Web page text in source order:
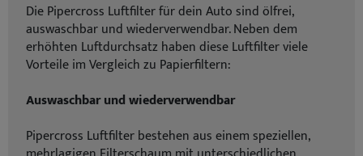
Die Pipercross Luftfilter für dein Auto sind ölfrei,
auswaschbar und wiederverwendbar. Neben dem
erhöhten Luftdurchsatz haben diese Luftfilter viele
Vorteile im Vergleich zu Papierfiltern:
Auswaschbar und wiederverwendbar
Pipercross Luftfilter bestehen aus einem speziellen,